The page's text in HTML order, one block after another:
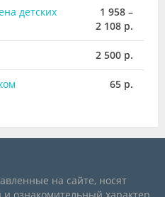
детских
1 958 –
2 108 р.
2 500 р.
65 р.
на сайте, носят